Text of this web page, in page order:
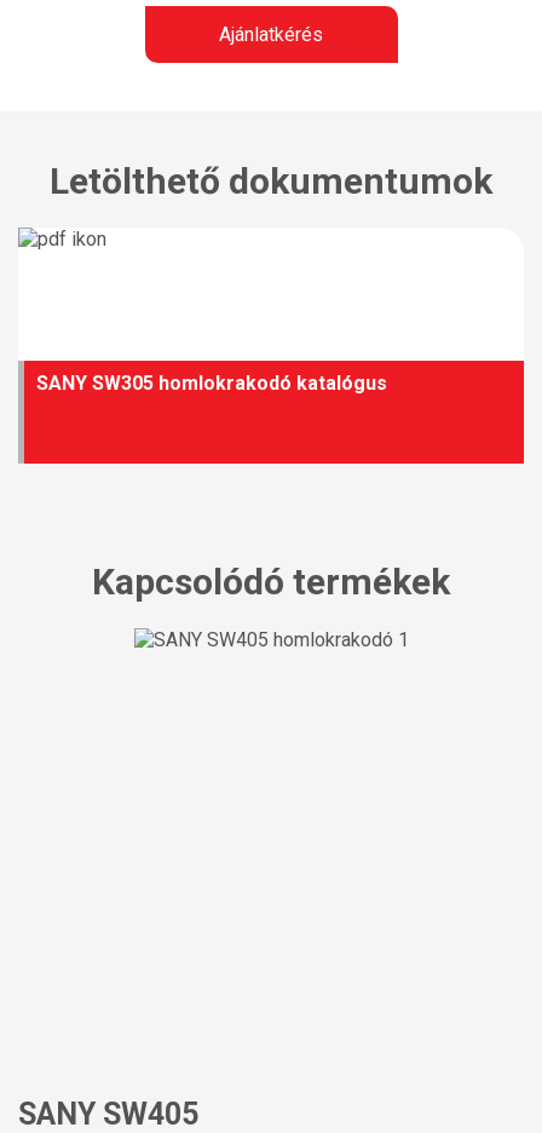
Ajánlatkérés
Letölthető dokumentumok
SANY SW305 homlokrakodó katalógus
Kapcsolódó termékek
SANY SW405